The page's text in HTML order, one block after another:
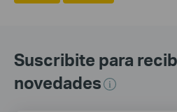
Suscribite para
novedades